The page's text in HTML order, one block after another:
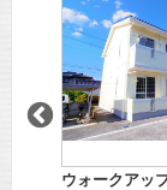
ウォークアッ